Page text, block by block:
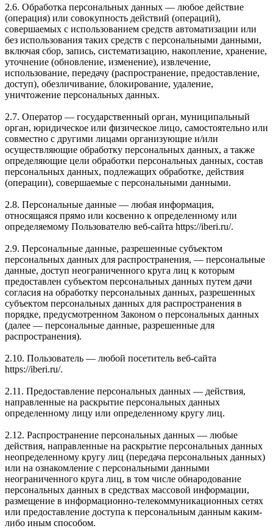
2.6. Обработка персональных данных — любое действие
(операция) или совокупность действий (операций),
совершаемых с использованием средств автоматизации или
без использования таких средств с персональными данными,
включая сбор, запись, систематизацию, накопление, хранение,
уточнение (обновление, изменение), извлечение,
использование, передачу (распространение, предоставление,
доступ), обезличивание, блокирование, удаление,
уничтожение персональных данных.
2.7. Оператор — государственный орган, муниципальный
орган, юридическое или физическое лицо, самостоятельно или
совместно с другими лицами организующие и/или
осуществляющие обработку персональных данных, а также
определяющие цели обработки персональных данных, состав
персональных данных, подлежащих обработке, действия
(операции), совершаемые с персональными данными.
2.8. Персональные данные — любая информация,
относящаяся прямо или косвенно к определенному или
определяемому Пользователю веб-сайта https://iberi.ru/.
2.9. Персональные данные, разрешенные субъектом
персональных данных для распространения, — персональные
данные, доступ неограниченного круга лиц к которым
предоставлен субъектом персональных данных путем дачи
согласия на обработку персональных данных, разрешенных
субъектом персональных данных для распространения в
порядке, предусмотренном Законом о персональных данных
(далее — персональные данные, разрешенные для
распространения).
2.10. Пользователь — любой посетитель веб-сайта
https://iberi.ru/.
2.11. Предоставление персональных данных — действия,
направленные на раскрытие персональных данных
определенному лицу или определенному кругу лиц.
2.12. Распространение персональных данных — любые
действия, направленные на раскрытие персональных данных
неопределенному кругу лиц (передача персональных данных)
или на ознакомление с персональными данными
неограниченного круга лиц, в том числе обнародование
персональных данных в средствах массовой информации,
размещение в информационно-телекоммуникационных сетях
или предоставление доступа к персональным данным каким-
либо иным способом.